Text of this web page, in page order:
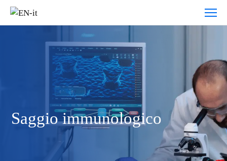
Saggio
immunologico
Saggio immunologico